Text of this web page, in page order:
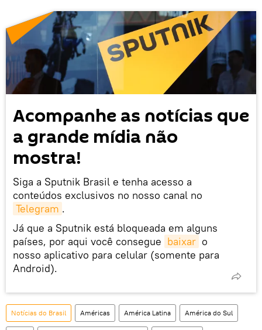
Acompanhe as notícias que
a grande mídia não
mostra!
Siga a Sputnik Brasil e tenha acesso a
conteúdos exclusivos no nosso canal no
Telegram .
Já que a Sputnik está bloqueada em alguns
países, por aqui você consegue baixar o
nosso aplicativo para celular (somente para
Android).
Notícias do Brasil Américas América Latina América do Sul